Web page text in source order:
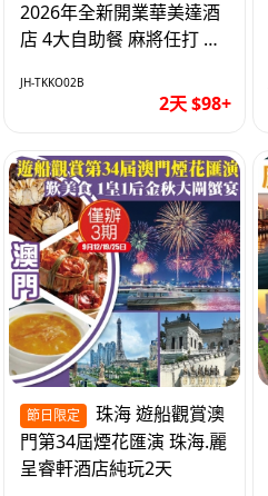
2026年全新開業華美達酒
店 4大自助餐 麻將任打 抵
JH-TKKO02B
2天 $98+
節日限定
門第34屆煙花匯演 珠海.麗
呈睿軒酒店純玩2天